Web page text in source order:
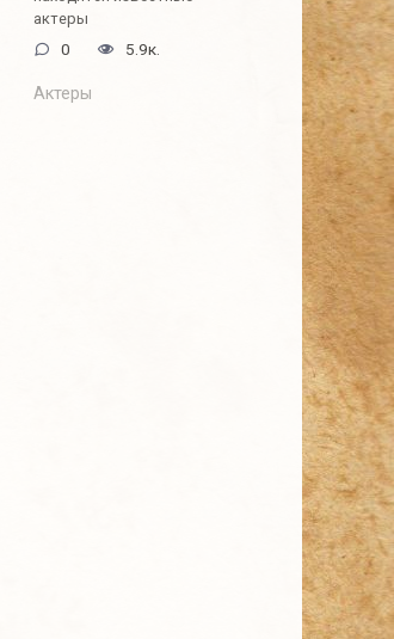
актеры
0 5.9к.
Актеры